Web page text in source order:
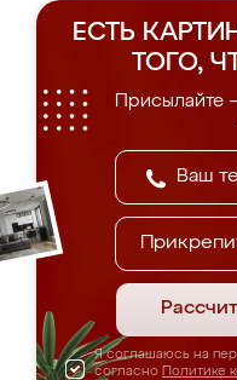
ЕСТЬ
ТОГО,
Присылайте
Я соглашаюсь на
согласно Политике